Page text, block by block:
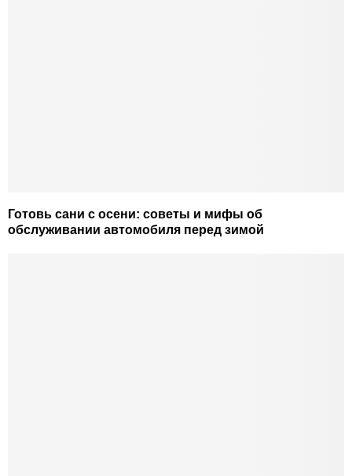
Готовь сани с осени: советы и мифы об
обслуживании автомобиля перед зимой